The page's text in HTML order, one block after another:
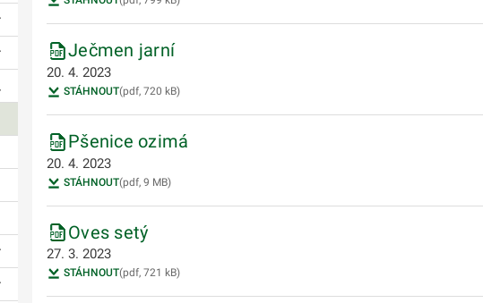
Ovládání podmenu
Ovládání podmenu
Ovládání podmenu
Ovládání podmenu
Ječmen jarní
20. 4. 2023
STÁHNOUT(pdf, 720 kB)
Pšenice ozimá
20. 4. 2023
STÁHNOUT(pdf, 9 MB)
Oves setý
27. 3. 2023
STÁHNOUT(pdf, 721 kB)